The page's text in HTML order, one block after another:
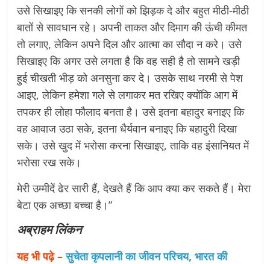
उसे सिखाइए कि सनकी लोगों को झिड़क दे और बहुत मीठी-मीठी
बातों से सावधान रहे। अपनी ताकत और दिमाग की ऊंची कीमत
तो लगाए, लेकिन अपने दिल और आत्मा का सौदा न करे। उसे
सिखाइए कि अगर उसे लगता है कि वह सही है तो सामने खड़ी
हुई चीखती भीड़ को अनसुना कर दे। उसके साथ नरमी से पेश
आइए, लेकिन हमेशा गले से लगाकर मत रखिए क्योंकि आग में
तपकर ही लोहा फौलाद बनता है। उसे इतना बहादुर बनाइए कि
वह आवाज उठा सके, इतना धैर्यवान बनाइए कि बहादुरी दिखा
सके। उसे खुद में भरोसा करना सिखाइए, ताकि वह इंसानियत में
भरोसा रख सके।
मेरी उम्मीदें ढेर सारी हैं, देखते हैं कि आप क्या कर सकते हैं। मेरा
बेटा एक अच्छा बच्चा है।”
अब्राहम लिंकन
यह भी पढ़े – सुचेता कृपलानी का जीवन परिचय, भारत की